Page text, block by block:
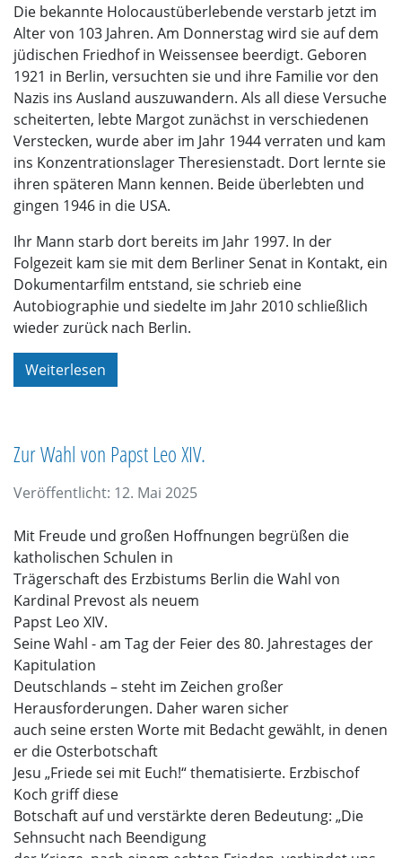
Die bekannte Holocaustüberlebende verstarb jetzt im
Alter von 103 Jahren. Am Donnerstag wird sie auf dem
jüdischen Friedhof in Weissensee beerdigt. Geboren
1921 in Berlin, versuchten sie und ihre Familie vor den
Nazis ins Ausland auszuwandern. Als all diese Versuche
scheiterten, lebte Margot zunächst in verschiedenen
Verstecken, wurde aber im Jahr 1944 verraten und kam
ins Konzentrationslager Theresienstadt. Dort lernte sie
ihren späteren Mann kennen. Beide überlebten und
gingen 1946 in die USA.
Ihr Mann starb dort bereits im Jahr 1997. In der
Folgezeit kam sie mit dem Berliner Senat in Kontakt, ein
Dokumentarfilm entstand, sie schrieb eine
Autobiographie und siedelte im Jahr 2010 schließlich
wieder zurück nach Berlin.
Weiterlesen
Zur Wahl von Papst Leo XIV.
Veröffentlicht: 12. Mai 2025
Mit Freude und großen Hoffnungen begrüßen die
katholischen Schulen in
Trägerschaft des Erzbistums Berlin die Wahl von
Kardinal Prevost als neuem
Papst Leo XIV.
Seine Wahl - am Tag der Feier des 80. Jahrestages der
Kapitulation
Deutschlands – steht im Zeichen großer
Herausforderungen. Daher waren sicher
auch seine ersten Worte mit Bedacht gewählt, in denen
er die Osterbotschaft
Jesu „Friede sei mit Euch!“ thematisierte. Erzbischof
Koch griff diese
Botschaft auf und verstärkte deren Bedeutung: „Die
Sehnsucht nach Beendigung